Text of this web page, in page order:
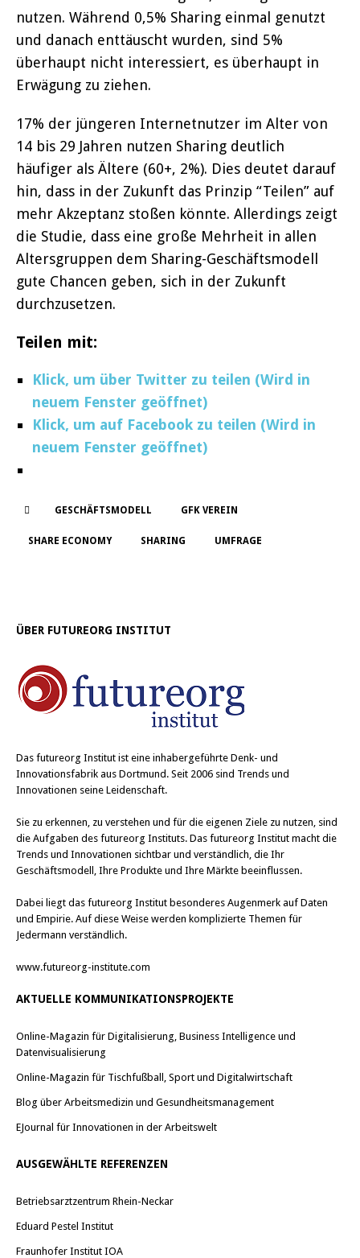
nutzen. Während 0,5% Sharing einmal genutzt
und danach enttäuscht wurden, sind 5%
überhaupt nicht interessiert, es überhaupt in
Erwägung zu ziehen.
17% der jüngeren Internetnutzer im Alter von
14 bis 29 Jahren nutzen Sharing deutlich
häufiger als Ältere (60+, 2%). Dies deutet darauf
hin, dass in der Zukunft das Prinzip “Teilen” auf
mehr Akzeptanz stoßen könnte. Allerdings zeigt
die Studie, dass eine große Mehrheit in allen
Altersgruppen dem Sharing-Geschäftsmodell
gute Chancen geben, sich in der Zukunft
durchzusetzen.
Teilen mit:
Klick, um über Twitter zu teilen (Wird in
neuem Fenster geöffnet)
Klick, um auf Facebook zu teilen (Wird in
neuem Fenster geöffnet)
GESCHÄFTSMODELL GFK VEREIN
SHARE ECONOMY SHARING UMFRAGE
ÜBER FUTUREORG INSTITUT
Das futureorg Institut ist eine inhabergeführte Denk- und
Innovationsfabrik aus Dortmund. Seit 2006 sind Trends und
Innovationen seine Leidenschaft.
Sie zu erkennen, zu verstehen und für die eigenen Ziele zu nutzen, sind
die Aufgaben des futureorg Instituts. Das futureorg Institut macht die
Trends und Innovationen sichtbar und verständlich, die Ihr
Geschäftsmodell, Ihre Produkte und Ihre Märkte beeinflussen.
Dabei liegt das futureorg Institut besonderes Augenmerk auf Daten
und Empirie. Auf diese Weise werden komplizierte Themen für
Jedermann verständlich.
www.futureorg-institute.com
AKTUELLE KOMMUNIKATIONSPROJEKTE
Online-Magazin für Digitalisierung, Business Intelligence und
Datenvisualisierung
Online-Magazin für Tischfußball, Sport und Digitalwirtschaft
Blog über Arbeitsmedizin und Gesundheitsmanagement
EJournal für Innovationen in der Arbeitswelt
AUSGEWÄHLTE REFERENZEN
Betriebsarztzentrum Rhein-Neckar
Eduard Pestel Institut
Fraunhofer Institut IOA